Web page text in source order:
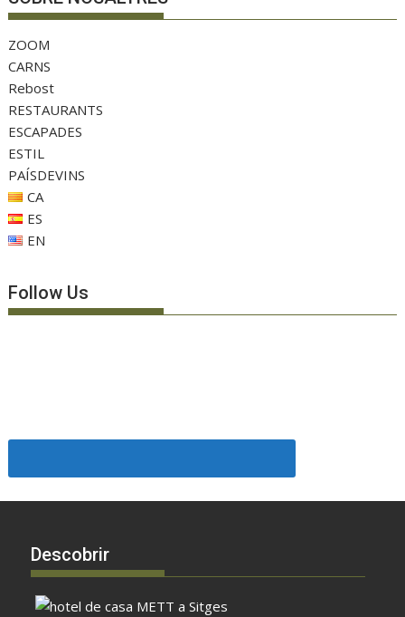
ZOOM
CARNS
Rebost
RESTAURANTS
ESCAPADES
ESTIL
PAÍSDEVINS
CA
ES
EN
Follow Us
Descobrir